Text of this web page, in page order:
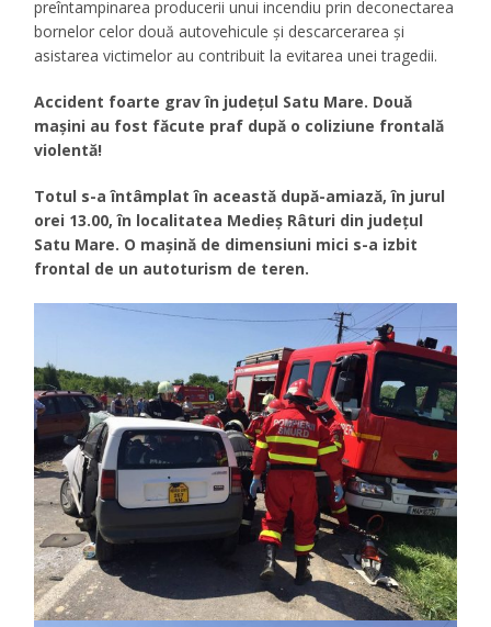
preîntampinarea producerii unui incendiu prin deconectarea
bornelor celor două autovehicule și descarcerarea și
asistarea victimelor au contribuit la evitarea unei tragedii.
Accident foarte grav în județul Satu Mare. Două
mașini au fost făcute praf după o coliziune frontală
violentă!
Totul s-a întâmplat în această după-amiază, în jurul
orei 13.00, în localitatea Medieș Râturi din județul
Satu Mare. O mașină de dimensiuni mici s-a izbit
frontal de un autoturism de teren.